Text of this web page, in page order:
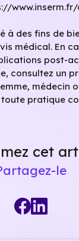
à des fins de
médical. En
post-
consultez un
médecin
pratique
cet
le